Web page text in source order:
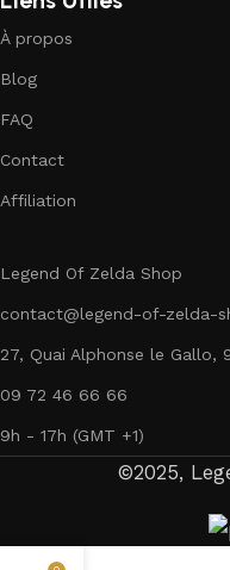
À propos
Blog
FAQ
Contact
Affiliation
Legend Of Zelda Shop
contact@legend-of-zelda-
27, Quai Alphonse le Gallo,
09 72 46 66 66
9h - 17h (GMT +1)
©2025,